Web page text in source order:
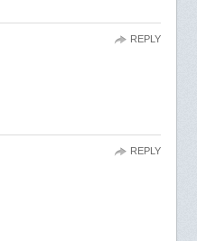
REPLY
REPLY